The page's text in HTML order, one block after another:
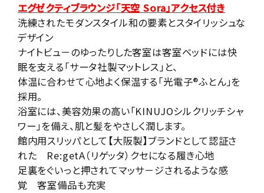
エグゼクティブラウンジ「天空 Sora」アクセス付き
洗練されたモダンスタイル和の要素とスタイリッシュな
デザイン
ナイトビュ－のゆったりした客室は客室ベッドには快
眠を支える「サータ社製マットレス」と、
体温に合わせて心地よく保温する「光電子®ふとん」を
採用。
浴室には、美容効果の高い「KINUJOシルクリッチシャ
ワー」を備え、肌と髪をやさしく潤します。
館内用スリッパとして【大阪製】ブランドとして認証さ
れた Re:getA（リゲッタ）クセになる履き心地
足裏をぐいっと押されてマッサ－ジされるような感
覚 客室備品も充実